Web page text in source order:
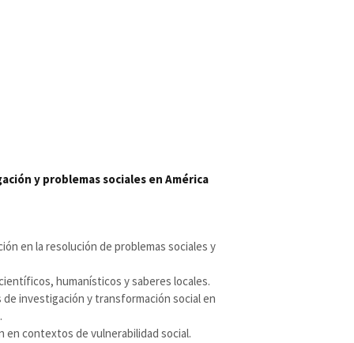
y problemas sociales en América
en la resolución de problemas sociales y
humanísticos y saberes locales.
investigación y transformación social en
en contextos de vulnerabilidad social.